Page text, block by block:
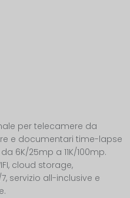
per telecamere da
e documentari time-lapse
6K/25mp a 11K/100mp.
cloud storage,
servizio all-inclusive e